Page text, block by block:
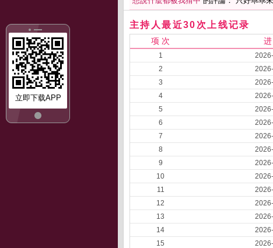
立即下载APP
主持人最近30次上线记录
项 次
1
2
3
4
5
6
7
8
9
10
11
12
13
14
15